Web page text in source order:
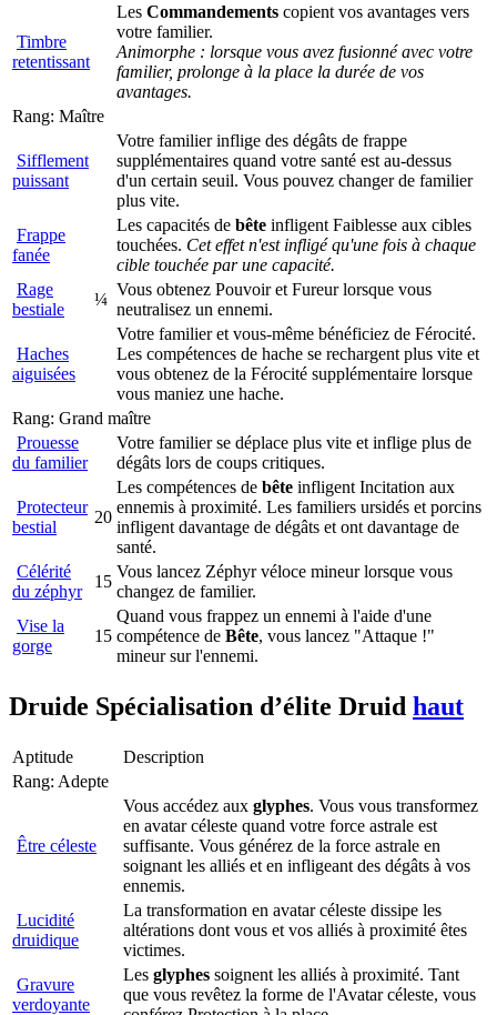
Timbre
retentissant
Les Commandements copient vos avantages vers
votre familier.
Animorphe : lorsque vous avez fusionné avec votre
familier, prolonge à la place la durée de vos
avantages.
Rang: Maître
Sifflement
puissant
Votre familier inflige des dégâts de frappe
supplémentaires quand votre santé est au-dessus
d'un certain seuil. Vous pouvez changer de familier
plus vite.
Frappe
fanée
Les capacités de bête infligent Faiblesse aux cibles
touchées. Cet effet n'est infligé qu'une fois à chaque
cible touchée par une capacité.
Rage
bestiale
¼
Vous obtenez Pouvoir et Fureur lorsque vous
neutralisez un ennemi.
Haches
aiguisées
Votre familier et vous-même bénéficiez de Férocité.
Les compétences de hache se rechargent plus vite et
vous obtenez de la Férocité supplémentaire lorsque
vous maniez une hache.
Rang: Grand maître
Prouesse
du familier
Votre familier se déplace plus vite et inflige plus de
dégâts lors de coups critiques.
Protecteur
bestial
20
Les compétences de bête infligent Incitation aux
ennemis à proximité. Les familiers ursidés et porcins
infligent davantage de dégâts et ont davantage de
santé.
Célérité
du zéphyr
15
Vous lancez Zéphyr véloce mineur lorsque vous
changez de familier.
Vise la
gorge
15
Quand vous frappez un ennemi à l'aide d'une
compétence de Bête, vous lancez "Attaque !"
mineur sur l'ennemi.
Druide Spécialisation d’élite Druid haut
Aptitude
Description
Rang: Adepte
Être céleste
Vous accédez aux glyphes. Vous vous transformez
en avatar céleste quand votre force astrale est
suffisante. Vous générez de la force astrale en
soignant les alliés et en infligeant des dégâts à vos
ennemis.
Lucidité
druidique
La transformation en avatar céleste dissipe les
altérations dont vous et vos alliés à proximité êtes
victimes.
Gravure
verdoyante
Les glyphes soignent les alliés à proximité. Tant
que vous revêtez la forme de l'Avatar céleste, vous